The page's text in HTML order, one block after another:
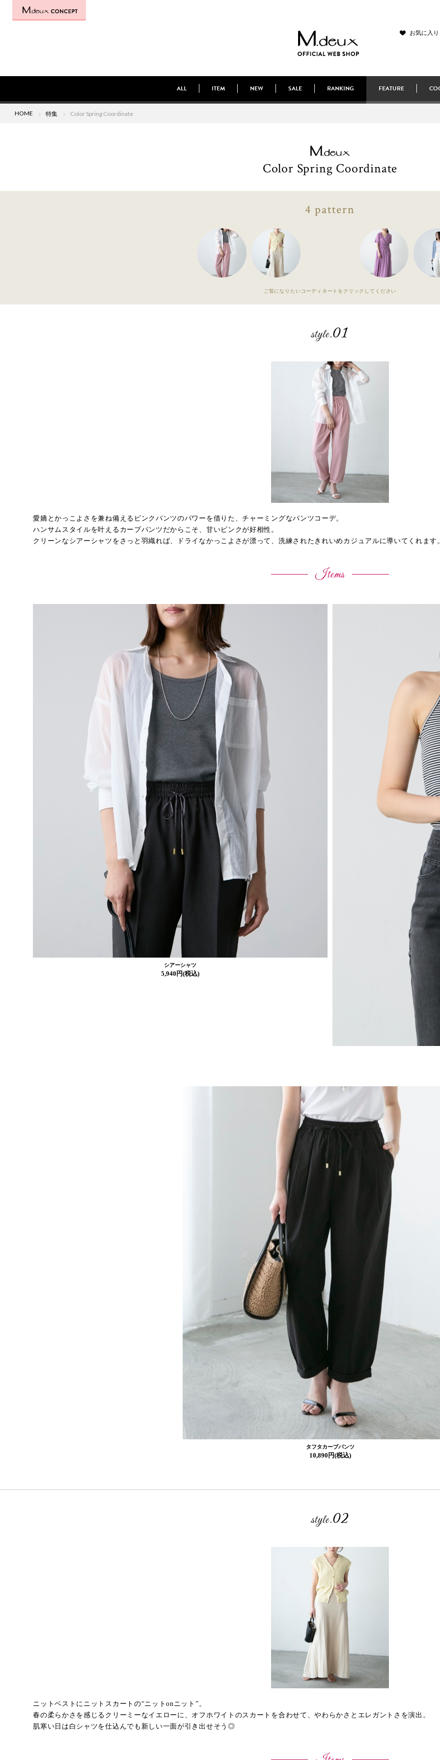
お気に入り
ALL ITEM NEW SALE RANKING FEATURE
HOME 特集 Color Spring Coordinate
Color Spring Coordinate
4 pattern
ご覧になりたいコーディネートをクリックしてください
style.01
愛嬌とかっこよさを兼ね備えるピンクパンツのパワーを借りた、チャーミングなパンツコーデ。
ハンサムスタイルを叶えるカーブパンツだからこそ、甘いピンクが好相性。
クリーンなシアーシャツをさっと羽織れば、ドライなかっこよさが漂って、洗練されたきれいめカジュアルに導いてくれます
Items
シアーシャツ
5,940円(税込)
タフタカーブパンツ
10,890円(税込)
style.02
ニットベストにニットスカートの“ニットonニット”。
春の柔らかさを感じるクリーミーなイエローに、オフホワイトのスカートを合わせて、やわらかさとエレガントさを演出。
肌寒い日は白シャツを仕込んでも新しい一面が引き出せそう◎